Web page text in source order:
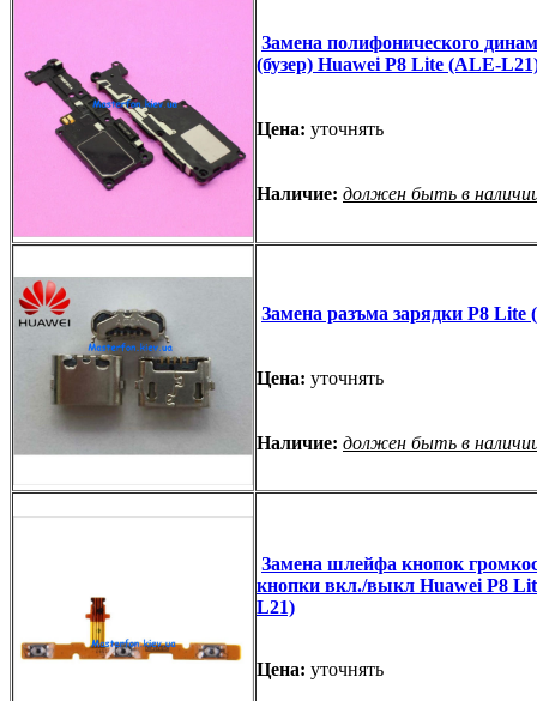
Замена полифонического
(бузер) Huawei P8 Lite (ALE-
Цена: уточнять
Наличие: должен быть в
Замена разъма зарядки P8
Цена: уточнять
Наличие: должен быть в
Замена шлейфа кнопок
кнопки вкл./выкл Huawei P8
L21)
Цена: уточнять